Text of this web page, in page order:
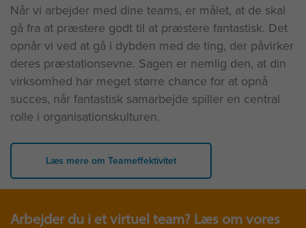
Når vi arbejder med dine teams, er målet, at de skal
gå fra at præstere godt til at præstere fantastisk. Det
opnår vi ved at gå i dybden med de ting, der påvirker
deres præstationsevne. Sagen er nemlig den, at din
virksomhed har meget større chance for at opnå
succes, når fantastisk samarbejde spiller en central
rolle i organisationskulturen.
Læs mere om Teameffektivitet
Arbejder du i et virtuel team? Læs om vores